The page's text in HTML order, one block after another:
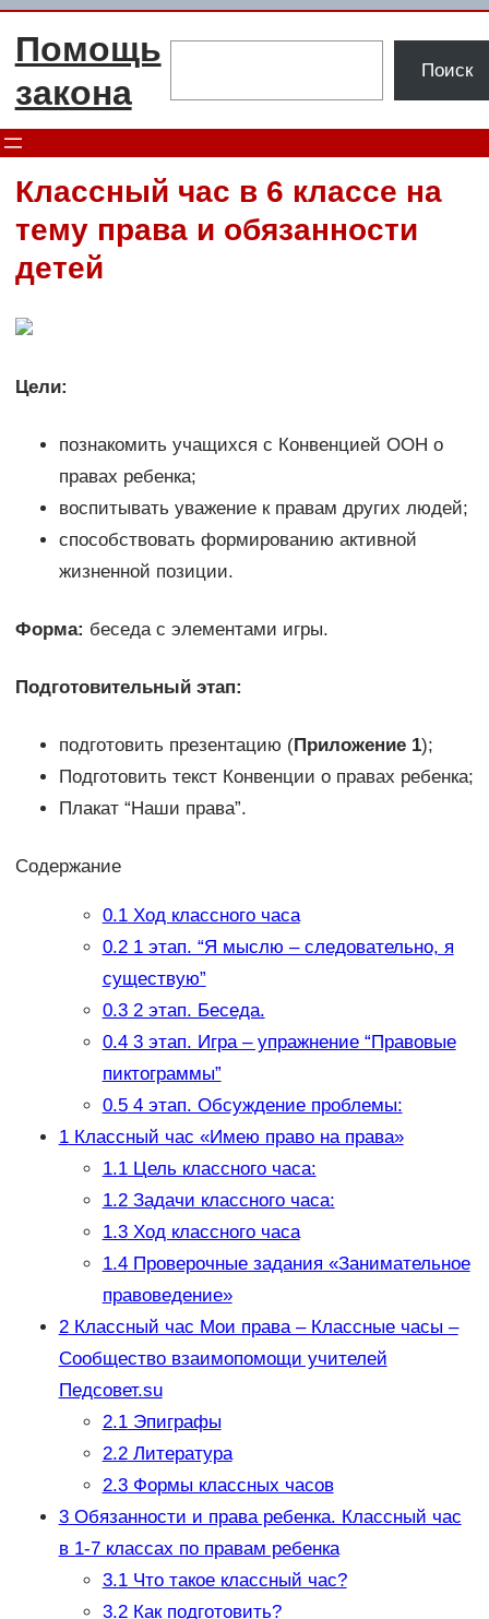
Перейти
Помощь
закона
Поиск
Классный час в 6 классе на
тему права и обязанности
детей
Цели:
познакомить учащихся с Конвенцией ООН о
правах ребенка;
воспитывать уважение к правам других людей;
способствовать формированию активной
жизненной позиции.
Форма: беседа с элементами игры.
Подготовительный этап:
подготовить презентацию (Приложение 1);
Подготовить текст Конвенции о правах ребенка;
Плакат “Наши права”.
Содержание
0.1Ход классного часа
0.21 этап. “Я мыслю – следовательно, я
существую”
0.32 этап. Беседа.
0.43 этап. Игра – упражнение “Правовые
пиктограммы”
0.54 этап. Обсуждение проблемы:
1Классный час «Имею право на права»
1.1Цель классного часа:
1.2Задачи классного часа:
1.3Ход классного часа
1.4Проверочные задания «Занимательное
правоведение»
2Классный час Мои права – Классные часы –
Сообщество взаимопомощи учителей
Педсовет.su
2.1Эпиграфы
2.2Литература
2.3Формы классных часов
3Обязанности и права ребенка. Классный час
в 1-7 классах по правам ребенка
3.1Что такое классный час?
3.2Как подготовить?